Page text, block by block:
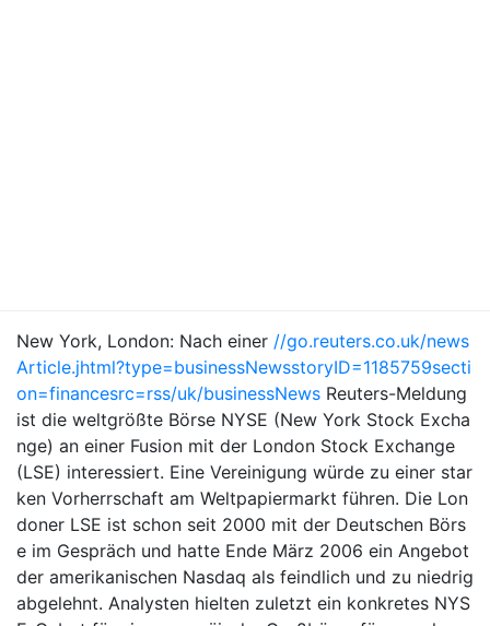
New York, London: Nach einer //go.reuters.co.uk/news
Article.jhtml?type=businessNewsstoryID=1185759secti
on=financesrc=rss/uk/businessNews Reuters-Meldung
ist die weltgrößte Börse NYSE (New York Stock Excha
nge) an einer Fusion mit der London Stock Exchange
(LSE) interessiert. Eine Vereinigung würde zu einer star
ken Vorherrschaft am Weltpapiermarkt führen. Die Lon
doner LSE ist schon seit 2000 mit der Deutschen Börs
e im Gespräch und hatte Ende März 2006 ein Angebot
der amerikanischen Nasdaq als feindlich und zu niedrig
abgelehnt. Analysten hielten zuletzt ein konkretes NYS